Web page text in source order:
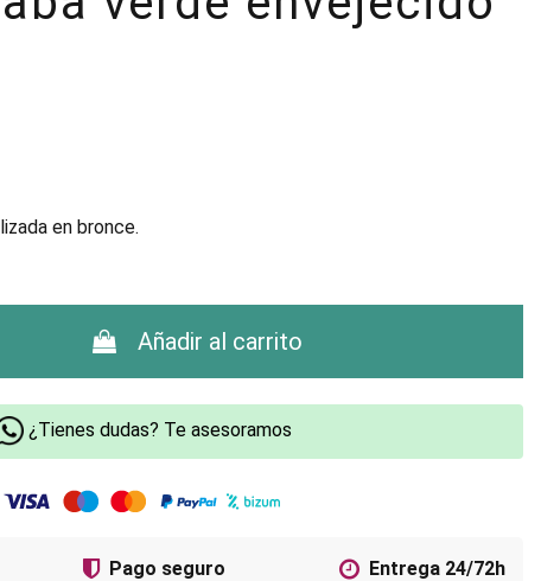
en bronce.
Añadir al carrito
¿Tienes dudas? Te asesoramos
Pago seguro Entrega 24/72h